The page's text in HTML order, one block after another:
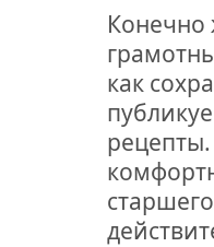
Конечно
как